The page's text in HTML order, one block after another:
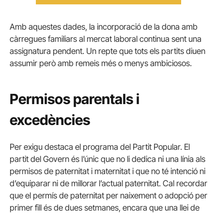
Amb aquestes dades, la incorporació de la dona amb
càrregues familiars al mercat laboral continua sent una
assignatura pendent. Un repte que tots els partits diuen
assumir però amb remeis més o menys ambiciosos.
Permisos parentals i
excedències
Per exigu destaca el programa del Partit Popular. El
partit del Govern és l’únic que no li dedica ni una línia als
permisos de paternitat i maternitat i que no té intenció ni
d’equiparar ni de millorar l’actual paternitat. Cal recordar
que el permís de paternitat per naixement o adopció per
primer fill és de dues setmanes, encara que una llei de